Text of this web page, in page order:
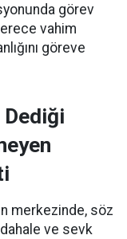
görev
vahim
göreve
Dediği
merkezinde, söz
ve sevk